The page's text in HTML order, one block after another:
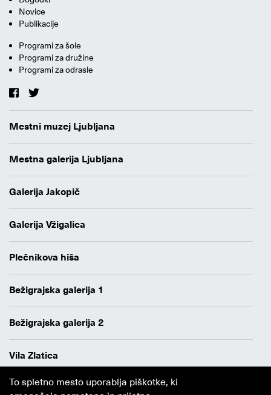
Novice
Publikacije
Programi za šole
Programi za družine
Programi za odrasle
Mestni muzej Ljubljana
Mestna galerija Ljubljana
Galerija Jakopič
Galerija Vžigalica
Plečnikova hiša
Bežigrajska galerija 1
Bežigrajska galerija 2
Vila Zlatica
Varstvo osebnih podatkov
To spletno mesto uporablja piškotke, ki